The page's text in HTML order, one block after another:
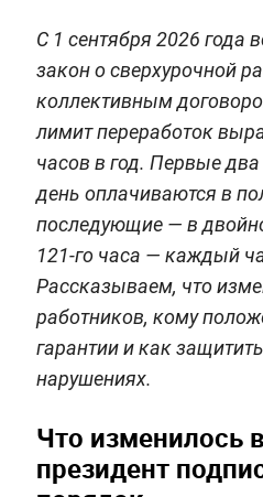
С 1 сентября 2026 года
закон о сверхурочной
коллективным
лимит переработок
часов в год. Первые
день оплачиваются в
последующие — в
121‑го часа — каждый
Рассказываем, что
работников, кому
гарантии и как
нарушениях.
Что изменилось
президент